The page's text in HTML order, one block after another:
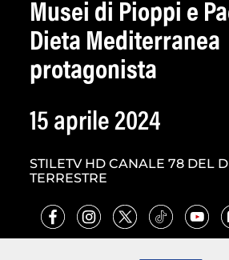
Musei di Pioppi e
Dieta Mediterranea
protagonista
15 aprile 2024
STILETV HD CANALE 78 DEL
TERRESTRE